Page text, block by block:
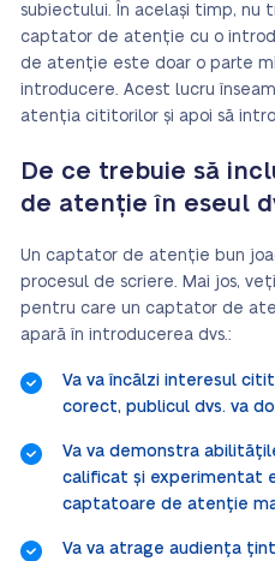
subiectului. În același timp, nu
captator de atenție cu o
de atenție este doar o parte
introducere. Acest lucru
atenția cititorilor și apoi să
De ce trebuie să
de atenție în eseul
Un captator de atenție bun
procesul de scriere. Mai jos,
pentru care un captator de
apară în introducerea dvs.:
Va va încălzi interesul
corect, publicul dvs. va
Va va demonstra
calificat și experimentat
captatoare de atenție
Va va atrage audiența